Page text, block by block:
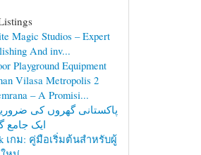
Magic Studios – Expert
And inv...
Playground Equipment
Vilasa Metropolis 2
– A Promisi...
پاکستانی گھروں کی
ایک جامع
เกม: คู่มือเริ่มต้นสำหรับผู้